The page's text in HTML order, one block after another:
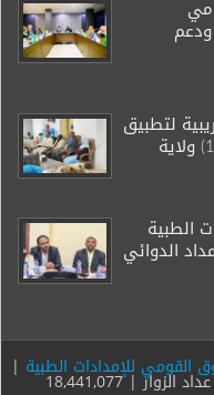
ودعم
لتطبيق
الطبية
الدوائي
القومي للإمدادات الطبية |